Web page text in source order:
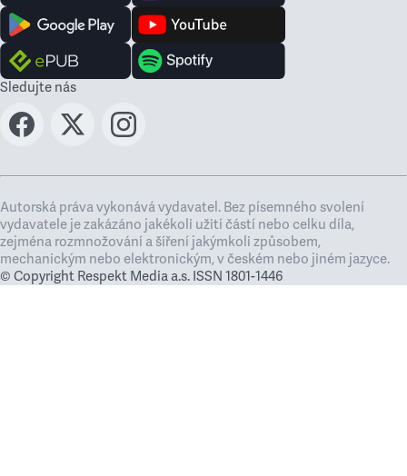
Sledujte nás
Autorská práva vykonává vydavatel. Bez písemného svolení
vydavatele je zakázáno jakékoli užití částí nebo celku díla,
zejména rozmnožování a šíření jakýmkoli způsobem,
mechanickým nebo elektronickým, v českém nebo jiném jazyce.
© Copyright Respekt Media a.s. ISSN 1801-1446